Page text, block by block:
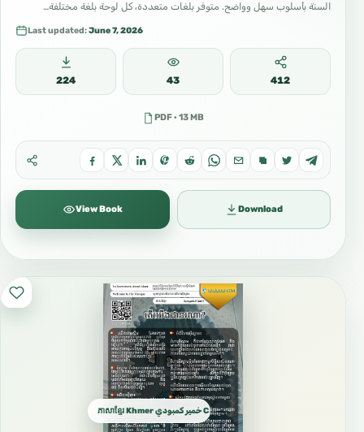
السنة بأسلوب سهل وواضح. متوفر بلغات متعددة، كل لوحة بلغة مختلفة…
Last updated:June 7, 2026
224 43 412
PDF · 13 MB
View Book Download
ភាសាខ្មែរ Khmer خمير كمبودي Cambodian